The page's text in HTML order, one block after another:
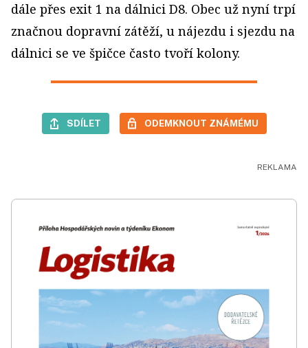
dále přes exit 1 na dálnici D8. Obec už nyní trpí
značnou dopravní zátěží, u nájezdu i sjezdu na
dálnici se ve špičce často tvoří kolony.
SDÍLET ODEMKNOUT ZNÁMÉMU